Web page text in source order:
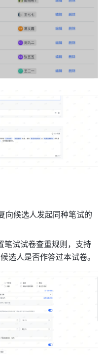
向候选人发起同种笔试的
笔试试卷查重规则，支持
选人是否作答过本试卷。